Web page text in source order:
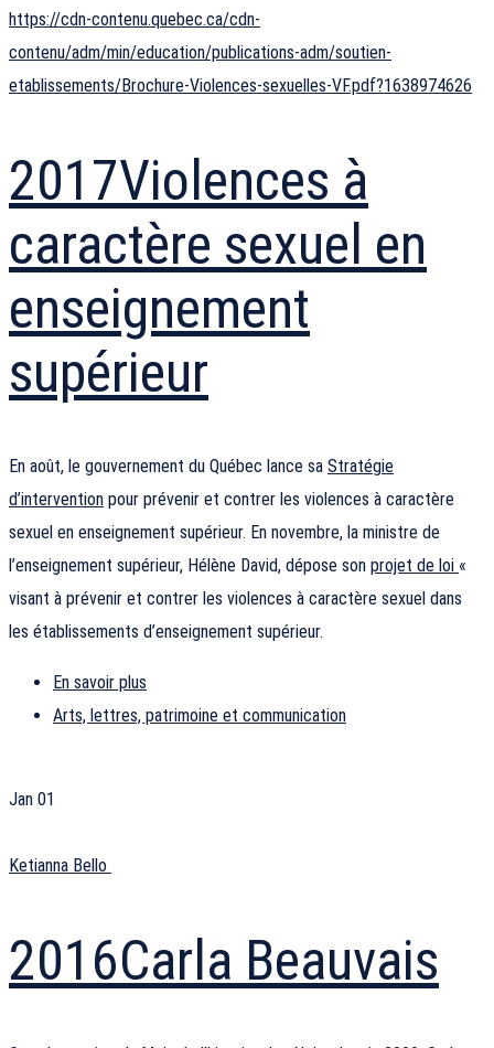
https://cdn-contenu.quebec.ca/cdn-
contenu/adm/min/education/publications-adm/soutien-
etablissements/Brochure-Violences-sexuelles-VF.pdf?1638974626
2017Violences à
caractère sexuel en
enseignement
supérieur
En août, le gouvernement du Québec lance sa Stratégie
d’intervention pour prévenir et contrer les violences à caractère
sexuel en enseignement supérieur. En novembre, la ministre de
l’enseignement supérieur, Hélène David, dépose son projet de loi «
visant à prévenir et contrer les violences à caractère sexuel dans
les établissements d’enseignement supérieur.
En savoir plus
Arts, lettres, patrimoine et communication
Jan 01
Ketianna Bello
2016Carla Beauvais